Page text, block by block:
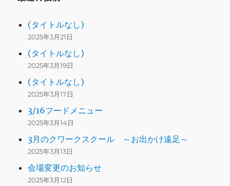
(タイトルなし)
2025年3月21日
(タイトルなし)
2025年3月19日
(タイトルなし)
2025年3月17日
3/16フードメニュー
2025年3月14日
3月のクワークスクール ～お出かけ遠足～
2025年3月13日
会場変更のお知らせ
2025年3月12日